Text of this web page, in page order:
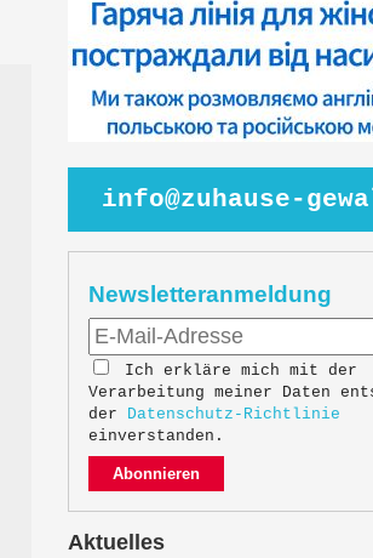
info@zuhause-
Newsletteranmeldung
Ich erkläre mich mit der
Verarbeitung meiner Daten
der Datenschutz-Richtlinie
einverstanden.
Abonnieren
Aktuelles